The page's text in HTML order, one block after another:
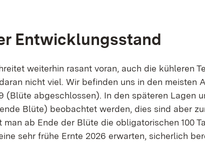
Entwicklungsstand
weiterhin rasant voran, auch die kühleren
nicht viel. Wir befinden uns in den meisten
(Blüte abgeschlossen). In den späteren Lagen
Blüte) beobachtet werden, dies sind aber
man ab Ende der Blüte die obligatorischen 100
sehr frühe Ernte 2026 erwarten, sicherlich